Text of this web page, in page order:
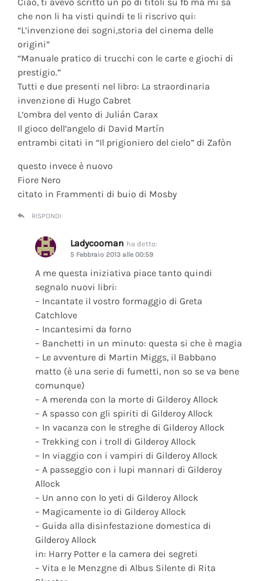
che non li ha visti quindi te li riscrivo qui:
“L’invenzione dei sogni,storia del cinema delle
origini”
“Manuale pratico di trucchi con le carte e giochi di
prestigio.”
Tutti e due presenti nel libro: La straordinaria
invenzione di Hugo Cabret
L’ombra del vento di Julián Carax
Il gioco dell’angelo di David Martín
entrambi citati in “Il prigioniero del cielo” di Zafòn
questo invece è nuovo
Fiore Nero
citato in Frammenti di buio di Mosby
RISPONDI
Ladycooman ha detto:
5 Febbraio 2013 alle 00:59
A me questa iniziativa piace tanto quindi
segnalo nuovi libri:
– Incantate il vostro formaggio di Greta
Catchlove
– Incantesimi da forno
– Banchetti in un minuto: questa si che è magia
– Le avventure di Martin Miggs, il Babbano
matto (è una serie di fumetti, non so se va bene
comunque)
– A merenda con la morte di Gilderoy Allock
– A spasso con gli spiriti di Gilderoy Allock
– In vacanza con le streghe di Gilderoy Allock
– Trekking con i troll di Gilderoy Allock
– In viaggio con i vampiri di Gilderoy Allock
– A passeggio con i lupi mannari di Gilderoy
Allock
– Un anno con lo yeti di Gilderoy Allock
– Magicamente io di Gilderoy Allock
– Guida alla disinfestazione domestica di
Gilderoy Allock
in: Harry Potter e la camera dei segreti
– Vita e le Menzgne di Albus Silente di Rita